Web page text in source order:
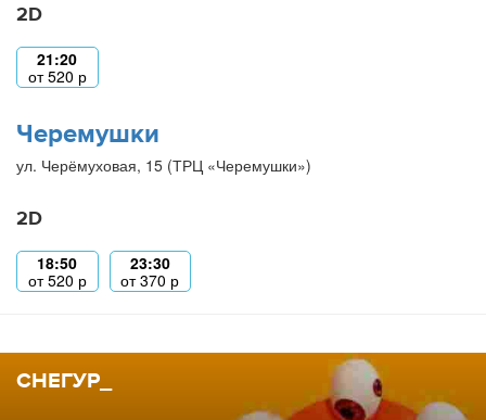
2D
21:20
от520 р
Черемушки
ул. Черёмуховая, 15 (ТРЦ «Черемушки»)
2D
18:50
от520 р
23:30
от370 р
СНЕГУР_